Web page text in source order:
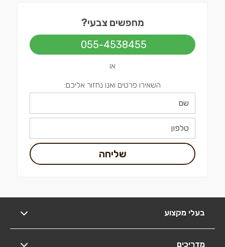
מחפשים צבעי?
055-4538455
או
השאירו פרטים ואנו נחזור אליכם:
שליחה
בעלי מקצוע
מדריכים